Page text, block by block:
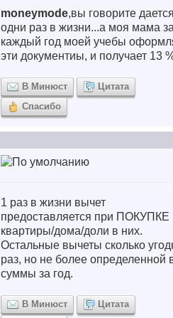
moneymode,вы говорите
одни раз в жизни...а моя мама
каждый год моей учебы
эти документиы, и получает 13
В Минюст
Цитата
Спасибо
1 раз в жизни вычет
предоставляется при ПОКУПКЕ
квартиры/дома/доли в них.
Остальные вычеты сколько
раз, но не более определенной
суммы за год.
В Минюст
Цитата